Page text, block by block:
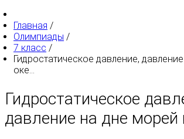
Главная /
Олимпиады /
7 класс /
Гидростатическое давление,
оке...
Гидростатическое
давление на дне морей